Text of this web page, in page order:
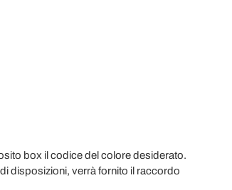
box il codice del colore desiderato.
disposizioni, verrà fornito il raccordo